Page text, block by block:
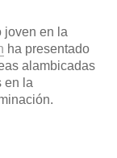
joven en la
ha presentado
alambicadas
en la